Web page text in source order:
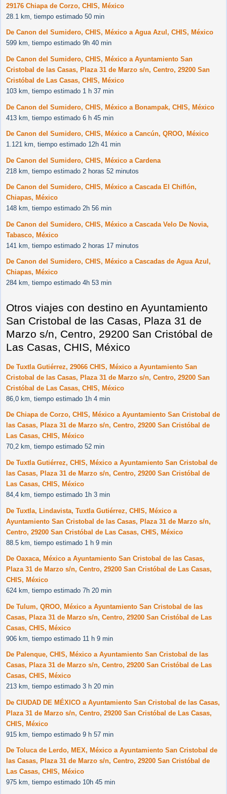
29176 Chiapa de Corzo, CHIS, México
28.1 km, tiempo estimado 50 min
De Canon del Sumidero, CHIS, México a Agua Azul, CHIS, México
599 km, tiempo estimado 9h 40 min
De Canon del Sumidero, CHIS, México a Ayuntamiento San
Cristobal de las Casas, Plaza 31 de Marzo s/n, Centro, 29200 San
Cristóbal de Las Casas, CHIS, México
103 km, tiempo estimado 1 h 37 min
De Canon del Sumidero, CHIS, México a Bonampak, CHIS, México
413 km, tiempo estimado 6 h 45 min
De Canon del Sumidero, CHIS, México a Cancún, QROO, México
1.121 km, tiempo estimado 12h 41 min
De Canon del Sumidero, CHIS, México a Cardena
218 km, tiempo estimado 2 horas 52 minutos
De Canon del Sumidero, CHIS, México a Cascada El Chiflón,
Chiapas, México
148 km, tiempo estimado 2h 56 min
De Canon del Sumidero, CHIS, México a Cascada Velo De Novia,
Tabasco, México
141 km, tiempo estimado 2 horas 17 minutos
De Canon del Sumidero, CHIS, México a Cascadas de Agua Azul,
Chiapas, México
284 km, tiempo estimado 4h 53 min
Otros viajes con destino en Ayuntamiento
San Cristobal de las Casas, Plaza 31 de
Marzo s/n, Centro, 29200 San Cristóbal de
Las Casas, CHIS, México
De Tuxtla Gutiérrez, 29066 CHIS, México a Ayuntamiento San
Cristobal de las Casas, Plaza 31 de Marzo s/n, Centro, 29200 San
Cristóbal de Las Casas, CHIS, México
86,0 km, tiempo estimado 1h 4 min
De Chiapa de Corzo, CHIS, México a Ayuntamiento San Cristobal de
las Casas, Plaza 31 de Marzo s/n, Centro, 29200 San Cristóbal de
Las Casas, CHIS, México
70,2 km, tiempo estimado 52 min
De Tuxtla Gutiérrez, CHIS, México a Ayuntamiento San Cristobal de
las Casas, Plaza 31 de Marzo s/n, Centro, 29200 San Cristóbal de
Las Casas, CHIS, México
84,4 km, tiempo estimado 1h 3 min
De Tuxtla, Lindavista, Tuxtla Gutiérrez, CHIS, México a
Ayuntamiento San Cristobal de las Casas, Plaza 31 de Marzo s/n,
Centro, 29200 San Cristóbal de Las Casas, CHIS, México
88.5 km, tiempo estimado 1 h 9 min
De Oaxaca, México a Ayuntamiento San Cristobal de las Casas,
Plaza 31 de Marzo s/n, Centro, 29200 San Cristóbal de Las Casas,
CHIS, México
624 km, tiempo estimado 7h 20 min
De Tulum, QROO, México a Ayuntamiento San Cristobal de las
Casas, Plaza 31 de Marzo s/n, Centro, 29200 San Cristóbal de Las
Casas, CHIS, México
906 km, tiempo estimado 11 h 9 min
De Palenque, CHIS, México a Ayuntamiento San Cristobal de las
Casas, Plaza 31 de Marzo s/n, Centro, 29200 San Cristóbal de Las
Casas, CHIS, México
213 km, tiempo estimado 3 h 20 min
De CIUDAD DE MÉXICO a Ayuntamiento San Cristobal de las Casas,
Plaza 31 de Marzo s/n, Centro, 29200 San Cristóbal de Las Casas,
CHIS, México
915 km, tiempo estimado 9 h 57 min
De Toluca de Lerdo, MEX, México a Ayuntamiento San Cristobal de
las Casas, Plaza 31 de Marzo s/n, Centro, 29200 San Cristóbal de
Las Casas, CHIS, México
975 km, tiempo estimado 10h 45 min